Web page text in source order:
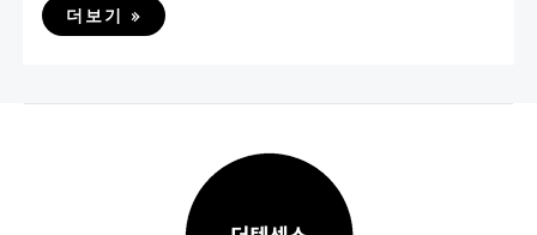
더보기 »